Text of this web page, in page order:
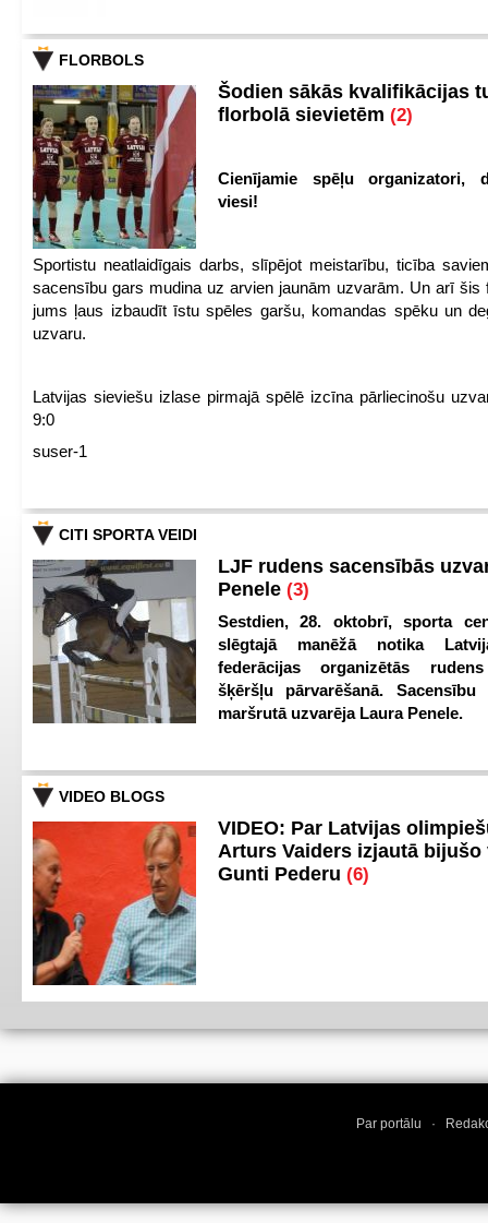
FLORBOLS
Šodien sākās kvalifikācijas
florbolā sievietēm (2)
Cienījamie spēļu organizatori,
viesi!
Sportistu neatlaidīgais darbs, slīpējot meistarību, ticība
sacensību gars mudina uz arvien jaunām uzvarām. Un arī šis
jums ļaus izbaudīt īstu spēles garšu, komandas spēku un
uzvaru.
Latvijas sieviešu izlase pirmajā spēlē izcīna pārliecinošu
9:0
suser-1
CITI SPORTA VEIDI
LJF rudens sacensībās
Penele (3)
Sestdien, 28. oktobrī, sporta
slēgtajā manēžā notika
federācijas organizētās
šķēršļu pārvarēšanā. Sacensību
maršrutā uzvarēja Laura Penele.
VIDEO BLOGS
VIDEO: Par Latvijas
Arturs Vaiders izjautā bijušo
Gunti Pederu (6)
Par portālu ·